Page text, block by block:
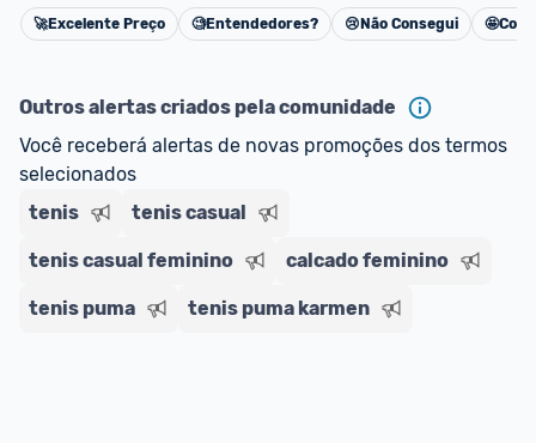
nossos Admins marcando @admin em um
comentário ou através do Fale com o Promobit.
Cancelar
🚀Excelente Preço 🧐Entendedores? 😢 Não Consegui 🤩
Outros alertas criados pela comunidade
Você receberá alertas de novas promoções dos termos
selecionados
tenis
tenis casual
tenis casual feminino calcado feminino
tenis puma tenis puma karmen